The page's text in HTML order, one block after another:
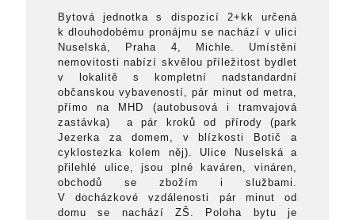
Bytová jednotka s dispozicí 2+kk určená
k dlouhodobému pronájmu se nachází v ulici
Nuselská, Praha 4, Michle. Umístění
nemovitosti nabízí skvělou příležitost bydlet
v lokalitě s kompletní nadstandardní
občanskou vybaveností, pár minut od metra,
přímo na MHD (autobusová i tramvajová
zastávka) a pár kroků od přírody (park
Jezerka za domem, v blízkosti Botič a
cyklostezka kolem něj). Ulice Nuselská a
přilehlé ulice, jsou plné kaváren, vináren,
obchodů se zbožím i službami.
V docházkové vzdálenosti pár minut od
domu se nachází ZŠ. Poloha bytu je